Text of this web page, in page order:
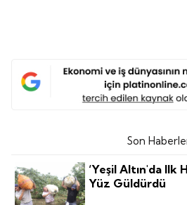
Son
‘Yeşil Altın'da Ilk
Yüz Güldürdü